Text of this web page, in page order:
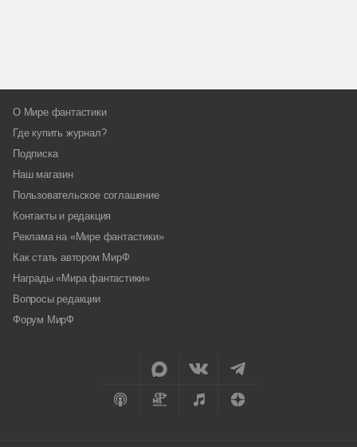
О Мире фантастики
Где купить журнал?
Подписка
Наш магазин
Пользовательское соглашение
Контакты и редакция
Реклама на «Мире фантастики»
Как стать автором МирФ
Награды «Мира фантастики»
Вопросы редакции
Форум МирФ